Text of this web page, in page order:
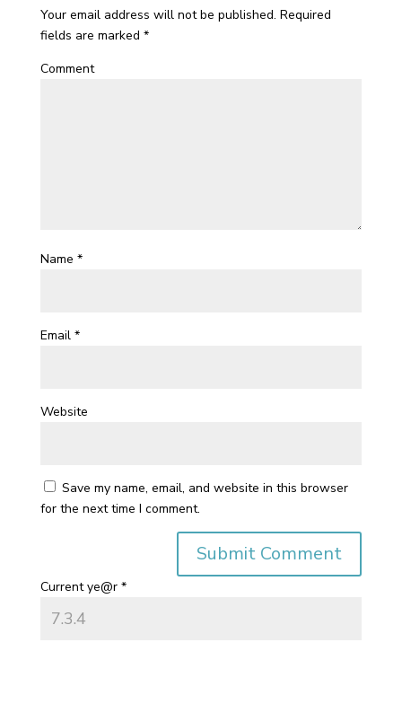
Your email address will not be published. Required
fields are marked *
Comment
Name *
Email *
Website
Save my name, email, and website in this browser
for the next time I comment.
Current ye@r *